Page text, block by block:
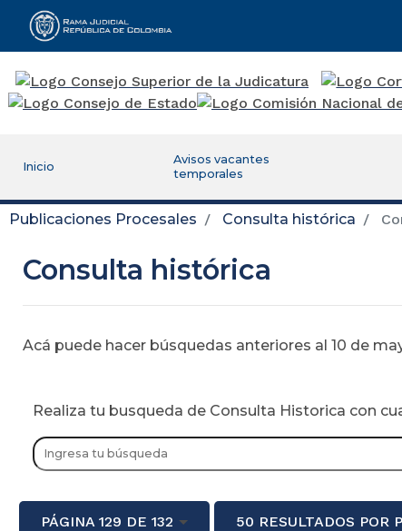
Rama Judicial
Inicio
Avisos vacantes
temporales
Publicaciones Procesales Consulta histórica
Consulta histórica
Acá puede hacer búsquedas anteriores al 10 de
Realiza tu busqueda de Consulta Historica con
PÁGINA 129 DE 132 50 RESULTADOS POR